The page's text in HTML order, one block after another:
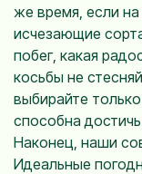
же время, если
исчезающие
побег, какая
косьбы не
выбирайте
способна
Наконец, наши
Идеальные